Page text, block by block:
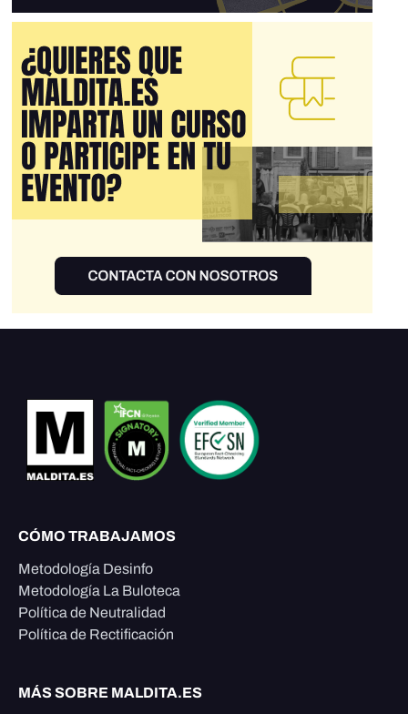
CÓMO TRABAJAMOS
Metodología Desinfo
Metodología La Buloteca
Política de Neutralidad
Política de Rectificación
MÁS SOBRE MALDITA.ES